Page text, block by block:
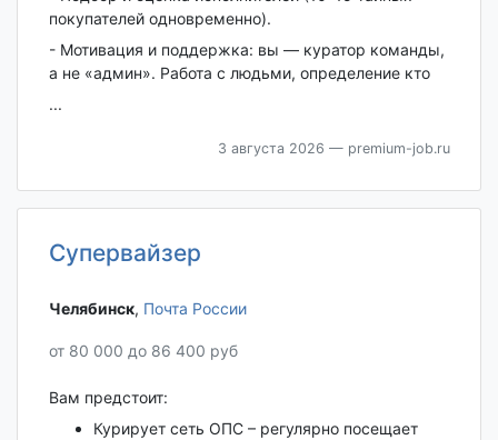
покупателей одновременно).
- Мотивация и поддержка: вы — куратор команды,
а не «админ». Работа с людьми, определение кто
...
3 августа 2026 — premium-job.ru
Супервайзер
Челябинск‎, Почта России
от 80 000 до 86 400 руб
Вам предстоит:
Курирует сеть ОПС – регулярно посещает